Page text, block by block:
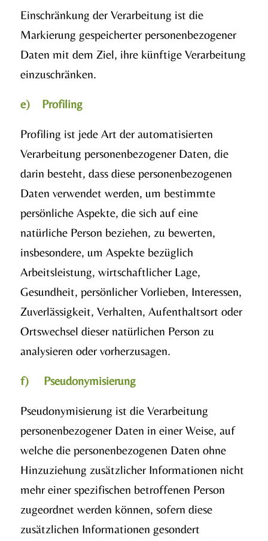
Einschränkung der Verarbeitung ist die
Markierung gespeicherter personenbezogener
Daten mit dem Ziel, ihre künftige Verarbeitung
einzuschränken.
e) Profiling
Profiling ist jede Art der automatisierten
Verarbeitung personenbezogener Daten, die
darin besteht, dass diese personenbezogenen
Daten verwendet werden, um bestimmte
persönliche Aspekte, die sich auf eine
natürliche Person beziehen, zu bewerten,
insbesondere, um Aspekte bezüglich
Arbeitsleistung, wirtschaftlicher Lage,
Gesundheit, persönlicher Vorlieben, Interessen,
Zuverlässigkeit, Verhalten, Aufenthaltsort oder
Ortswechsel dieser natürlichen Person zu
analysieren oder vorherzusagen.
f) Pseudonymisierung
Pseudonymisierung ist die Verarbeitung
personenbezogener Daten in einer Weise, auf
welche die personenbezogenen Daten ohne
Hinzuziehung zusätzlicher Informationen nicht
mehr einer spezifischen betroffenen Person
zugeordnet werden können, sofern diese
zusätzlichen Informationen gesondert